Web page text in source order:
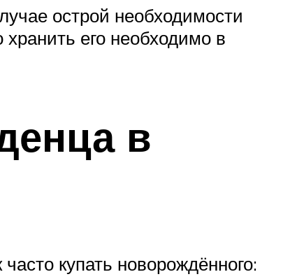
острой необходимости
его необходимо в
в
купать новорождённого: